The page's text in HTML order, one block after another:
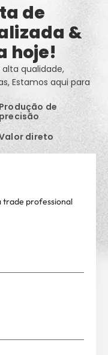
de
&
hoje!
qualidade,
Estamos aqui para
Produção de
precisão
direto
trade professional